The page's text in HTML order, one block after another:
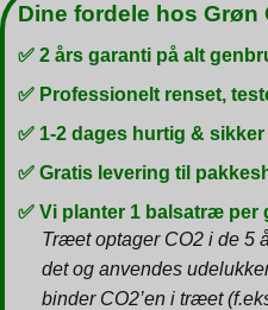
Dine fordele hos Grøn
✅ 2 års garanti på alt
✅ Professionelt renset,
✅ 1-2 dages hurtig &
✅ Gratis levering til
✅ Vi planter 1 balsatræ per
Træet optager CO2 i de 5
det og anvendes
binder CO2’en i træet